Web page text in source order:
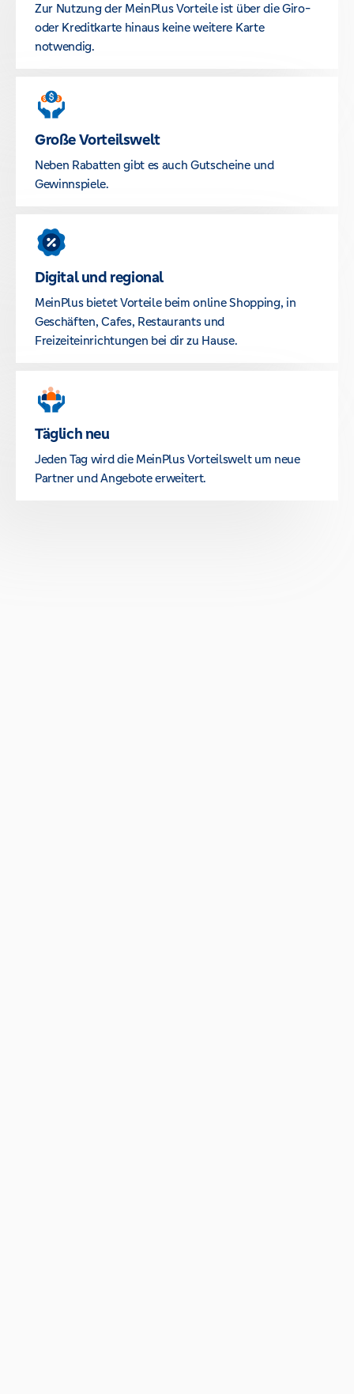
Zur Nutzung der MeinPlus Vorteile ist über die Giro-
oder Kreditkarte hinaus keine weitere Karte
notwendig.
Große Vorteilswelt
Neben Rabatten gibt es auch Gutscheine und
Gewinnspiele.
Digital und regional
MeinPlus bietet Vorteile beim online Shopping, in
Geschäften, Cafes, Restaurants und
Freizeiteinrichtungen bei dir zu Hause.
Täglich neu
Jeden Tag wird die MeinPlus Vorteilswelt um neue
Partner und Angebote erweitert.